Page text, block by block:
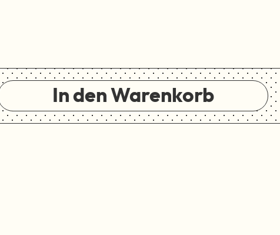
In den Warenkorb